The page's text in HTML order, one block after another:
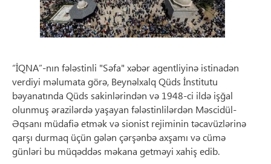
“İQNA”-nın fələstinli "Səfa" xəbər agentliyinə istinadən
verdiyi məlumata görə, Beynəlxalq Qüds İnstitutu
bəyanatında Qüds sakinlərindən və 1948-ci ildə işğal
olunmuş ərazilərdə yaşayan fələstinlilərdən Məscidül-
Əqsanı müdafiə etmək və sionist rejiminin təcavüzlərinə
qarşı durmaq üçün gələn çərşənbə axşamı və cümə
günləri bu müqəddəs məkana getməyi xahiş edib.